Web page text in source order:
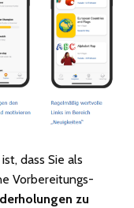
dass Sie als
Vorbereitungs-
zu